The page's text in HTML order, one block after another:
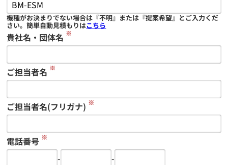
機種がお決まりでない場合は『不明』または『提案希望』とご入力くだ
さい。簡単自動見積もりはこちら
貴社名・団体名 ※
ご担当者名 ※
ご担当者名(フリガナ) ※
電話番号 ※
-
-